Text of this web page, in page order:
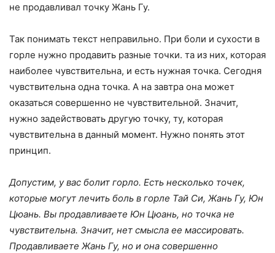
не продавливал точку Жань Гу.
Так понимать текст неправильно. При боли и сухости в
горле нужно продавить разные точки. та из них, которая
наиболее чувствительна, и есть нужная точка. Сегодня
чувствительна одна точка. А на завтра она может
оказаться совершенно не чувствительной. Значит,
нужно задействовать другую точку, ту, которая
чувствительна в данный момент. Нужно понять этот
принцип.
Допустим, у вас болит горло. Есть несколько точек,
которые могут лечить боль в горле Тай Си, Жань Гу, Юн
Цюань. Вы продавливаете Юн Цюань, но точка не
чувствительна. Значит, нет смысла ее массировать.
Продавливаете Жань Гу, но и она совершенно